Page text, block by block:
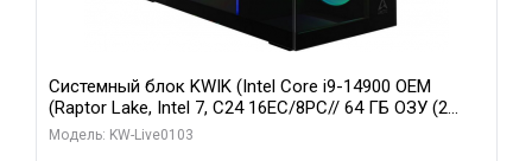
Системный блок KWIK (Intel Core i9-14900 OEM
(Raptor Lake, Intel 7, C24 16EC/8PC// 64 ГБ ОЗУ (2
модуля)/ Afox RTX4090 24GB GDDR6X 384-Bit 3xDP
Модель: KW-Live0103